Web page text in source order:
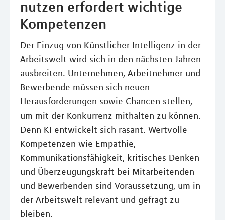
nutzen erfordert wichtige
Kompetenzen
Der Einzug von Künstlicher Intelligenz in der
Arbeitswelt wird sich in den nächsten Jahren
ausbreiten. Unternehmen, Arbeitnehmer und
Bewerbende müssen sich neuen
Herausforderungen sowie Chancen stellen,
um mit der Konkurrenz mithalten zu können.
Denn KI entwickelt sich rasant. Wertvolle
Kompetenzen wie Empathie,
Kommunikationsfähigkeit, kritisches Denken
und Überzeugungskraft bei Mitarbeitenden
und Bewerbenden sind Voraussetzung, um in
der Arbeitswelt relevant und gefragt zu
bleiben.